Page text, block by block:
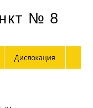
№ 8
Дислокация